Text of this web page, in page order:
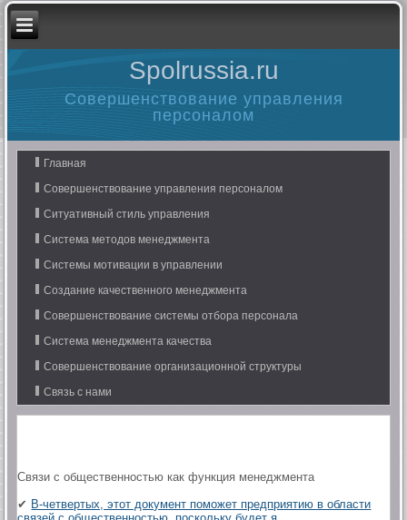
Spolrussia.ru
Совершенствование управления
персоналом
Главная
Совершенствование управления персоналом
Ситуативный стиль управления
Система методов менеджмента
Системы мотивации в управлении
Создание качественного менеджмента
Совершенствование системы отбора персонала
Система менеджмента качества
Совершенствование организационной структуры
Связь с нами
Связи с общественностью как функция менеджмента
✔ В-четвертых, этот документ поможет предприятию в области